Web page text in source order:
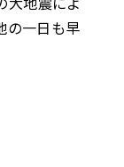
の一日も早